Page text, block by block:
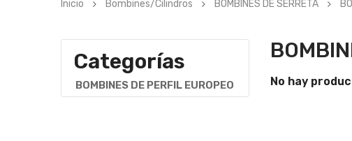
Inicio Bombines/Cilindros BOMBINES DE SERRETA
Categorías
BOMBINES DE PERFIL EUROPEO No hay